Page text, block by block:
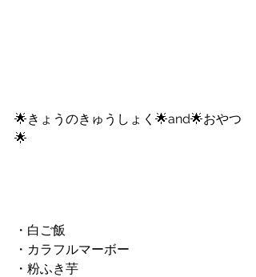
🌟きょうのきゅうしょく🌟and🌟おやつ
🌟
・白ご飯
・カラフルマーボー
・粉ふき芋